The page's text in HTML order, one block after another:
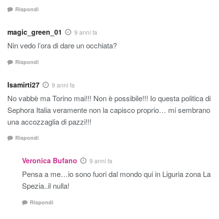
Rispondi
magic_green_01 9 anni fa
Nin vedo l’ora di dare un occhiata?
Rispondi
Isamirti27 9 anni fa
No vabbè ma Torino mai!!! Non è possibile!!! Io questa politica di
Sephora Italia veramente non la capisco proprio… mi sembrano
una accozzaglia di pazzi!!!
Rispondi
Veronica Bufano 9 anni fa
Pensa a me…io sono fuori dal mondo qui in Liguria zona La
Spezia..il nulla!
Rispondi